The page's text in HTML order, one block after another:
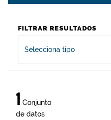
FILTRAR RESULTADOS
Selecciona tipo
1 Conjunto
de datos